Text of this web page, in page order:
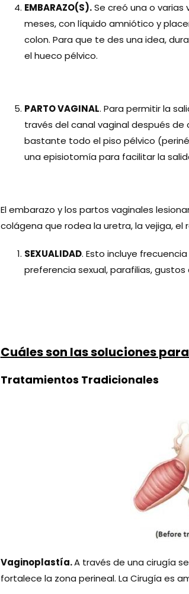
EMBARAZO(S).Se creó una o varias
meses, con líquido amniótico y
colon. Para que te des una idea,
el hueco pélvico.
PARTO VAGINAL. Para permitir la
través del canal vaginal después
bastante todo el piso pélvico
una episiotomía para facilitar la
El embarazo y los partos vaginales
colágena que rodea la uretra, la vejiga, el
SEXUALIDAD. Esto incluye
preferencia sexual, parafilias,
Cuáles son las soluciones
Tratamientos Tradicionales
Vaginoplastía.A través de una cirugía
fortalece la zona perineal. La Cirugía es